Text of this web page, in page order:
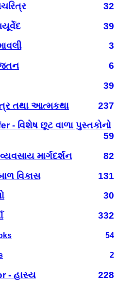
32
39
3
જતન
6
39
તથા આત્મકથા
237
- વિશેષ છૂટ વાળા પુસ્તકોનો
59
માર્ગદર્શન
82
વિકાસ
131
30
332
54
2
- હાસ્ય
228